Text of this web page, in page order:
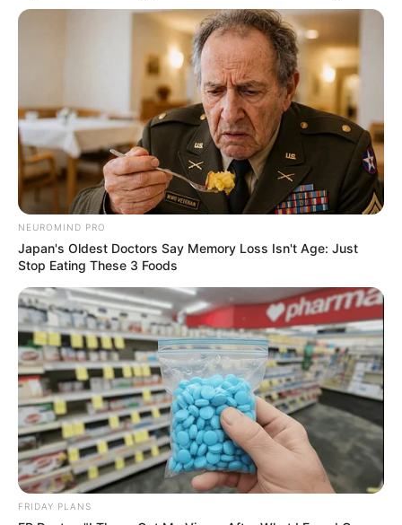
Eu também adoro inventar, achei perfeito, lindo…
valdeia fatima franco há 13 anos
estou amando é muito criativo
valdenes rodrigues moura há 13 anos
Muito interessante e uma ideia simples que valoriza
Ivoneide Rodrigues
Gostaria de receber as novidades da revista
artesanato, gosto muito e trabalho com isso…….
SOFIA BATONI há 13 anos
Achei genial a idéia do lustre, moro em uma chácara
e vou fazer vários para colocar na varanda. Gostaria
também de receber as novidades da revista
artesanato. Obrigada.
almira magalhães
NEUROMIND PRO
Japan's Oldest Doctors Say Memory Loss Isn't Age: Just
Stop Eating These 3 Foods
FRIDAY PLANS